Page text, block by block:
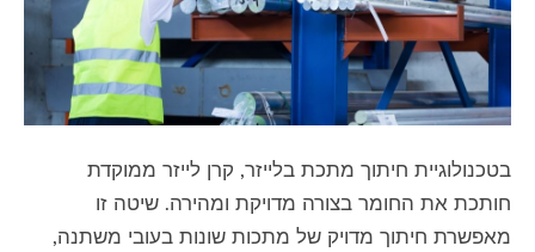
בטכנולוגיית חיתוך מתכת בלייזר, קרן לייזר ממוקדת
חותכת את החומר בצורה מדויקת ומהירה. שיטה זו
מאפשרת חיתוך מדויק של מתכות שונות בעובי משתנה,